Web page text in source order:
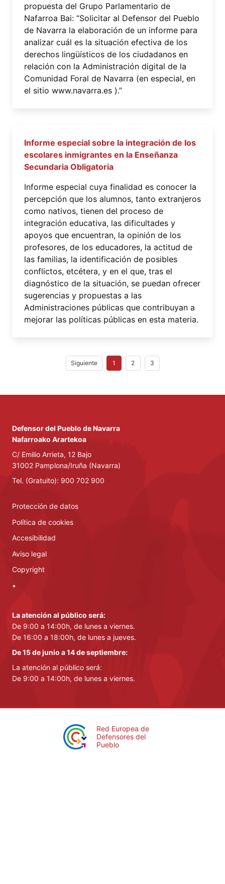
propuesta del Grupo Parlamentario de
Nafarroa Bai: “Solicitar al Defensor del Pueblo
de Navarra la elaboración de un informe para
analizar cuál es la situación efectiva de los
derechos lingüísticos de los ciudadanos en
relación con la Administración digital de la
Comunidad Foral de Navarra (en especial, en
el sitio www.navarra.es ).”
Informe especial sobre la integración de los
escolares inmigrantes en la Enseñanza
Secundaria Obligatoria
Informe especial cuya finalidad es conocer la
percepción que los alumnos, tanto extranjeros
como nativos, tienen del proceso de
integración educativa, las dificultades y
apoyos que encuentran, la opinión de los
profesores, de los educadores, la actitud de
las familias, la identificación de posibles
conflictos, etcétera, y en el que, tras el
diagnóstico de la situación, se puedan ofrecer
sugerencias y propuestas a las
Administraciones públicas que contribuyan a
mejorar las políticas públicas en esta materia.
Siguiente 1 2 3
Defensor del Pueblo de Navarra
Nafarroako Arartekoa
C/ Emilio Arrieta, 12 Bajo
31002 Pamplona/Iruña (Navarra)
Tel. (Gratuito): 900 702 900
Protección de datos
Política de cookies
Accesibilidad
Aviso legal
Copyright
•
La atención al público será:
De 9:00 a 14:00h, de lunes a viernes.
De 16:00 a 18:00h, de lunes a jueves.
De 15 de junio a 14 de septiembre:
La atención al público será:
De 9:00 a 14:00h, de lunes a viernes.
Red Europea de
Defensores del
Pueblo